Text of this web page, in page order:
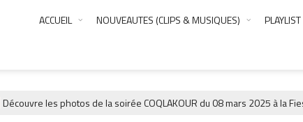
ACCUEIL NOUVEAUTES (CLIPS & MUSIQUES)
les photos de la soirée COQLAKOUR du 08 mars 2025 à la Fiesta.